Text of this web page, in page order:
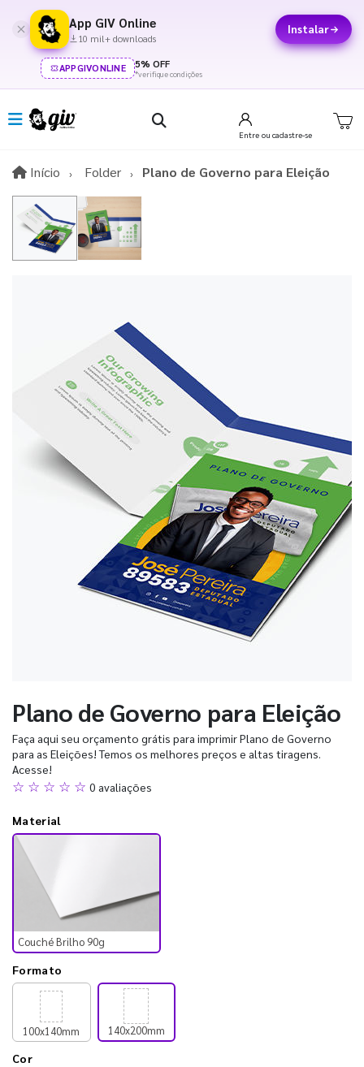
App GIV Online
10 mil+ downloads
Instalar
APPGIVONLINE 5% OFF
*verifique condições
Entre ou cadastre-se
Início InícioFolder Plano de Governo para Eleição
Plano de Governo para Eleição
Faça aqui seu orçamento grátis para imprimir Plano de Governo
para as Eleições! Temos os melhores preços e altas tiragens.
Acesse!
☆ ☆ ☆ ☆ ☆ 0 avaliações
Material
Couché Brilho 90g
Formato
100x140mm 140x200mm
Cor